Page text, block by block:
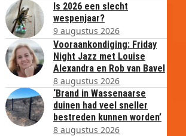
Is 2026 een slecht
wespenjaar?
9 augustus 2026
Vooraankondiging: Friday
Night Jazz met Louise
Alexandra en Rob van Bavel
8 augustus 2026
‘Brand in Wassenaarse
duinen had veel sneller
bestreden kunnen worden’
8 augustus 2026